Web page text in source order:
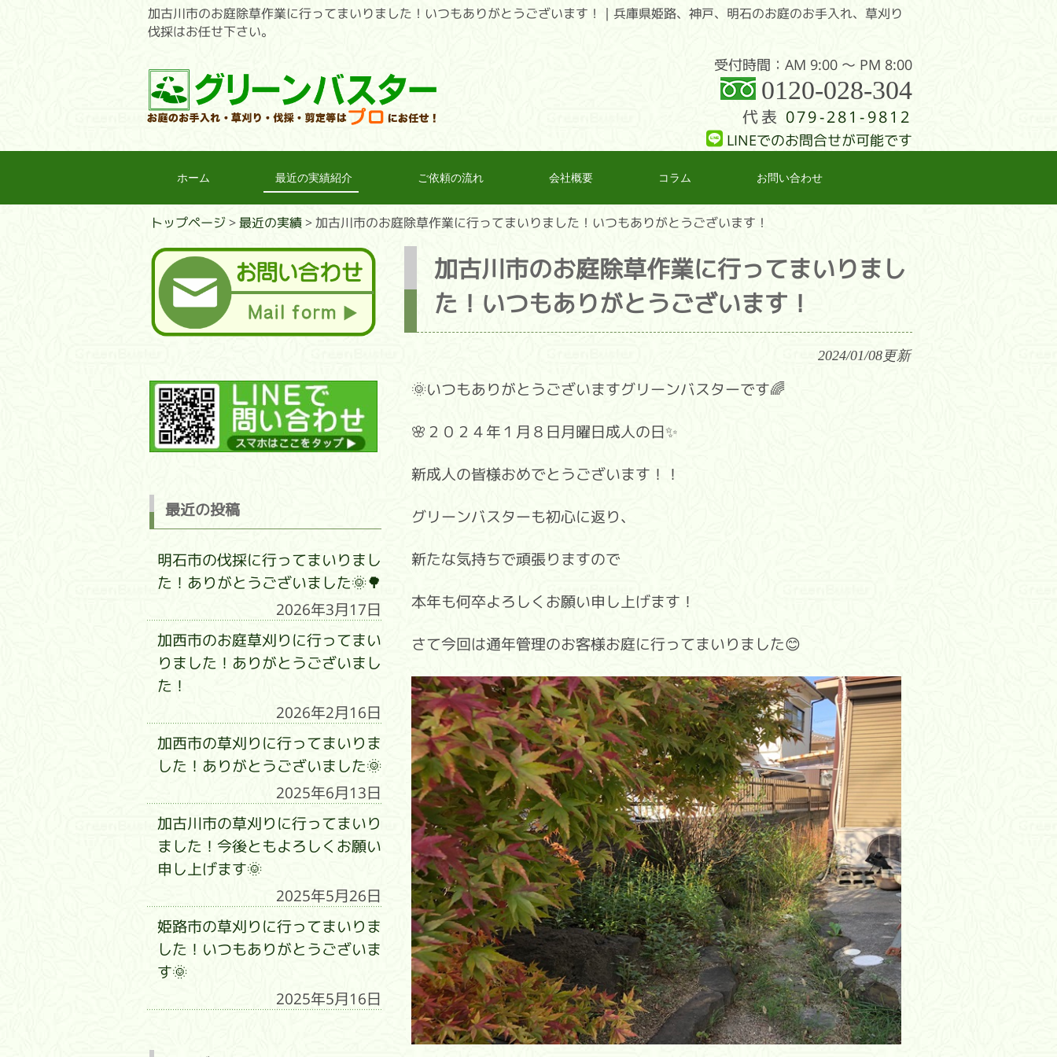
加古川市のお庭除草作業に行ってまいりました！いつもありがとうございます！｜兵庫県姫路、神戸、明石のお庭のお手入れ、草刈り
伐採はお任せ下さい。
受付時間：AM 9:00 〜 PM 8:00
0120-028-304
代表 079-281-9812
LINEでのお問合せが可能です
ホーム 最近の実績紹介 ご依頼の流れ 会社概要 コラム お問い合わせ
トップページ> 最近の実績> 加古川市のお庭除草作業に行ってまいりました！いつもありがとうございます！
加古川市のお庭除草作業に行ってまいりまし
た！いつもありがとうございます！
2024/01/08更新
🌞いつもありがとうございますグリーンバスターです🌈
🌸２０２４年１月８日月曜日成人の日✨
新成人の皆様おめでとうございます！！
グリーンバスターも初心に返り、
新たな気持ちで頑張りますので
本年も何卒よろしくお願い申し上げます！
さて今回は通年管理のお客様お庭に行ってまいりました😊
最近の投稿
明石市の伐採に行ってまいりまし
た！ありがとうございました🌞🌳
2026年3月17日
加西市のお庭草刈りに行ってまい
りました！ありがとうございまし
た！
2026年2月16日
加西市の草刈りに行ってまいりま
した！ありがとうございました🌞
2025年6月13日
加古川市の草刈りに行ってまいり
ました！今後ともよろしくお願い
申し上げます🌞
2025年5月26日
姫路市の草刈りに行ってまいりま
した！いつもありがとうございま
す🌞
2025年5月16日